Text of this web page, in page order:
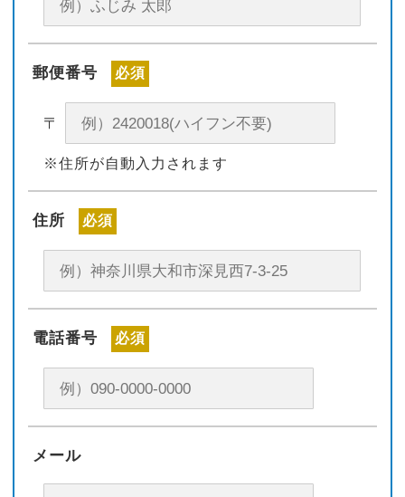
郵便番号 必須
〒
※住所が自動入力されます
住所 必須
電話番号 必須
メール